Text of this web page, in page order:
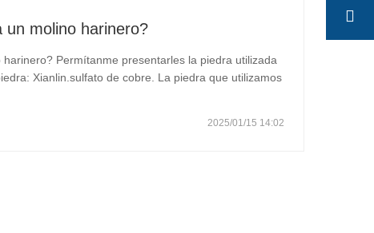
molino harinero?
Permítanme presentarles la piedra utilizada
Xianlin.sulfato de cobre. La piedra que utilizamos
2025/01/15 14:02